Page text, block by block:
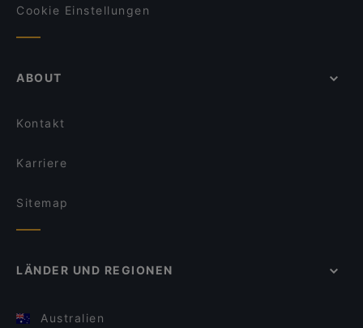
Cookie Einstellungen
ABOUT
Kontakt
Karriere
Sitemap
LÄNDER UND REGIONEN
Australien